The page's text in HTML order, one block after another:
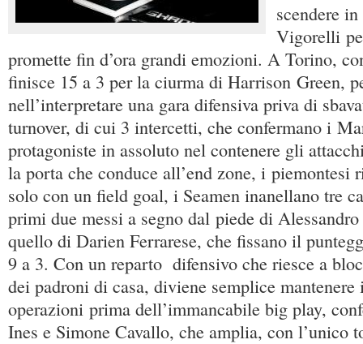
scendere
Vigorelli
promette fin d’ora grandi emozioni. A Torino,
finisce 15 a 3 per la ciurma di Harrison Green,
nell’interpretare una gara difensiva priva di
turnover, di cui 3 intercetti, che confermano i
protagoniste in assoluto nel contenere gli
la porta che conduce all’end zone, i piemontesi
solo con un field goal, i Seamen inanellano tre
primi due messi a segno dal piede di
quello di Darien Ferrarese, che fissano il
9 a 3. Con un reparto difensivo che riesce a
dei padroni di casa, diviene semplice
operazioni prima dell’immancabile big play,
Ines e Simone Cavallo, che amplia, con l’unico